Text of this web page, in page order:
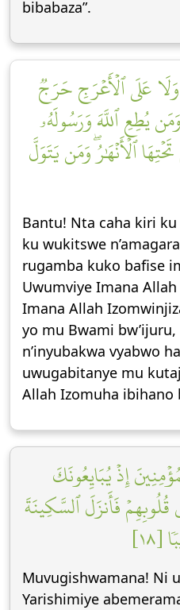
bibabaza”.
عَلَى ٱلۡأَعۡرَجِ حَرَجٞ
يُطِعِ ٱللَّهَ وَرَسُولَهُۥ
ٱلۡأَنۡهَٰرُۖ وَمَن يَتَوَلَّ
Bantu! Nta caha kiri
ku wukitswe
rugamba kuko bafise
Uwumviye Imana Allah
Imana Allah
yo mu Bwami
n’inyubakwa vyabwo
uwugabitanye mu
Allah Izomuha ibihano
إِذۡ يُبَايِعُونَكَ
فَأَنزَلَ ٱلسَّكِينَةَ
Muvugishwamana! Ni
Yarishimiye